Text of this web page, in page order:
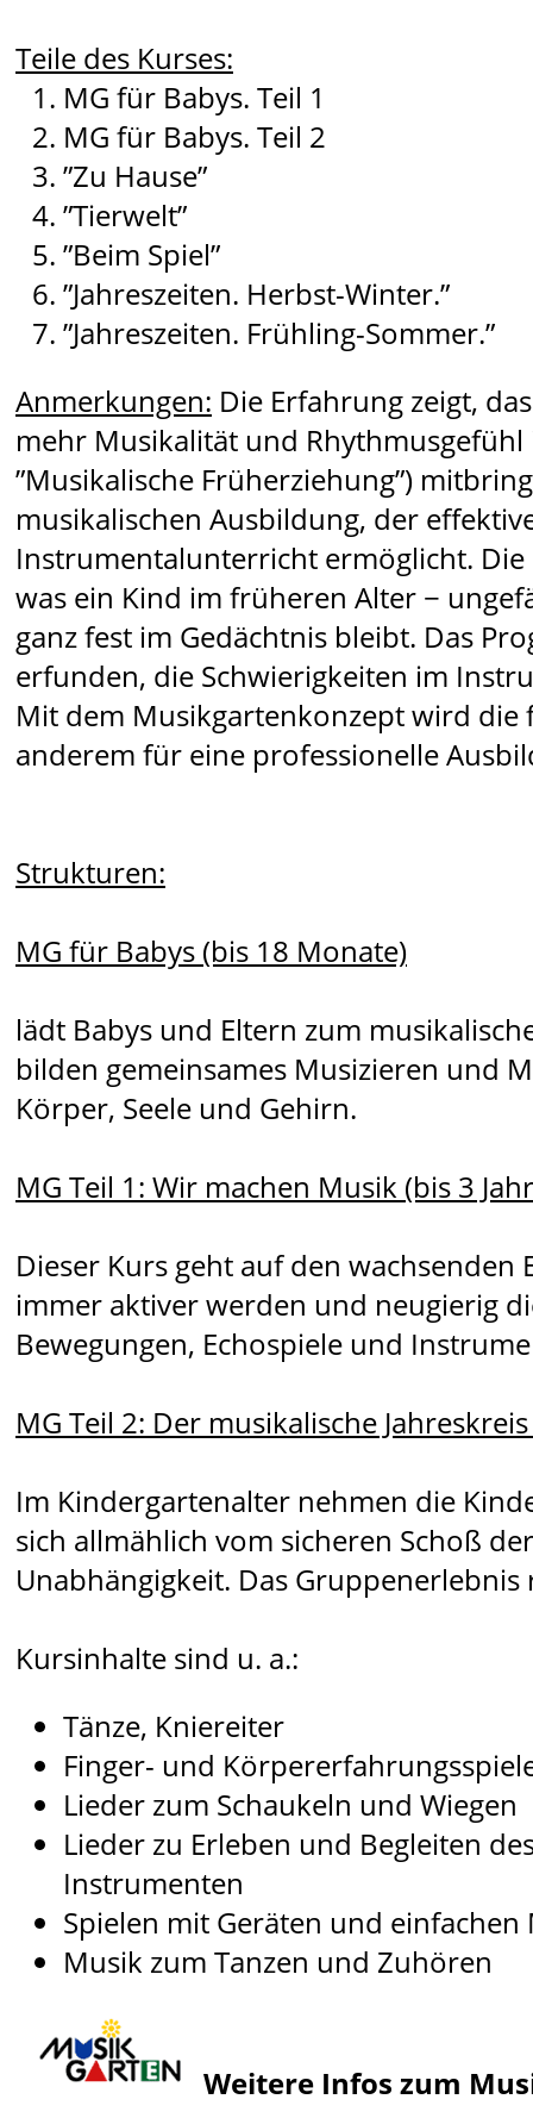
Teile des Kurses:
MG für Babys. Teil 1
MG für Babys. Teil 2
”Zu Hause”
”Tierwelt”
”Beim Spiel”
”Jahreszeiten. Herbst-Winter.”
”Jahreszeiten. Frühling-Sommer.”
Anmerkungen: Die Erfahrung zeigt,
mehr Musikalität und Rhythmusgefühl
”Musikalische Früherziehung”)
musikalischen Ausbildung, der
Instrumentalunterricht ermöglicht.
was ein Kind im früheren Alter −
ganz fest im Gedächtnis bleibt. Das
erfunden, die Schwierigkeiten im
Mit dem Musikgartenkonzept wird
anderem für eine professionelle
Strukturen:
MG für Babys (bis 18 Monate)
lädt Babys und Eltern zum
bilden gemeinsames Musizieren und
Körper, Seele und Gehirn.
MG Teil 1: Wir machen Musik (bis 3
Dieser Kurs geht auf den
immer aktiver werden und neugierig
Bewegungen, Echospiele und
MG Teil 2: Der musikalische
Im Kindergartenalter nehmen die
sich allmählich vom sicheren Schoß
Unabhängigkeit. Das
Kursinhalte sind u. a.:
Tänze, Kniereiter
Finger- und
Lieder zum Schaukeln und Wiegen
Lieder zu Erleben und Begleiten
Instrumenten
Spielen mit Geräten und
Musik zum Tanzen und Zuhören
Weitere Infos zum